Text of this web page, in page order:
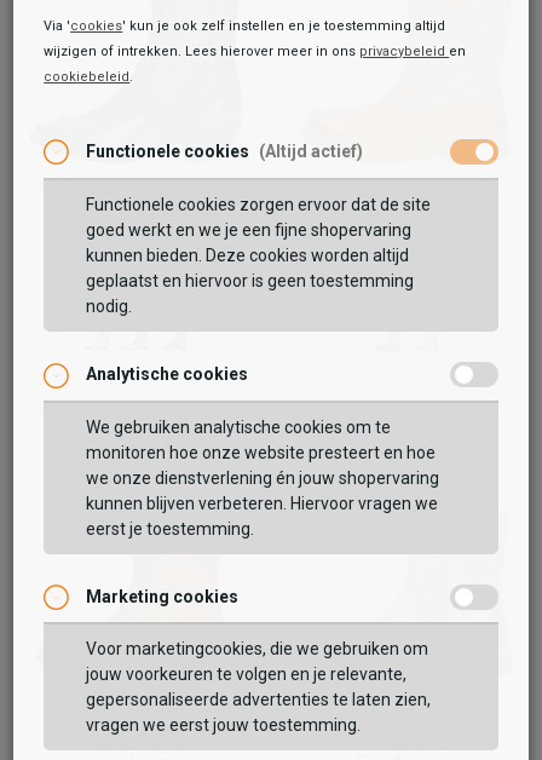
Toegevoegd aan je winkeltas!
BEKIJK WINKELTAS
VERDER WINKELEN
Vaak samen gekocht met
Sub55
Western boots
79,9964,99
Keq
Enkellaarsjes
79,9969,99
Via 'cookies' kun je ook zelf instellen en je toestemming altijd
wijzigen of intrekken. Lees hierover meer in ons privacybeleid en
cookiebeleid.
Functionele cookies (Altijd actief)
Functionele cookies zorgen ervoor dat de site
goed werkt en we je een fijne shopervaring
kunnen bieden. Deze cookies worden altijd
geplaatst en hiervoor is geen toestemming
nodig.
Analytische cookies
We gebruiken analytische cookies om te
monitoren hoe onze website presteert en hoe
we onze dienstverlening én jouw shopervaring
kunnen blijven verbeteren. Hiervoor vragen we
eerst je toestemming.
Marketing cookies
Voor marketingcookies, die we gebruiken om
jouw voorkeuren te volgen en je relevante,
gepersonaliseerde advertenties te laten zien,
vragen we eerst jouw toestemming.